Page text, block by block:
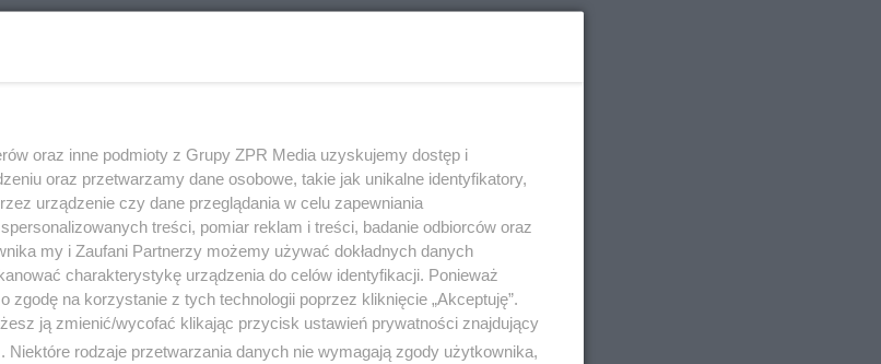
nietrzeźwości. Miał on aż 2,4 promila alkoholu w
oraz inne podmioty z Grupy ZPR Media uzyskujemy dostęp i
oraz przetwarzamy dane osobowe, takie jak unikalne identyfikatory,
urządzenie czy dane przeglądania w celu zapewniania
treści, pomiar reklam i treści, badanie odbiorców oraz
my i Zaufani Partnerzy możemy używać dokładnych danych
charakterystykę urządzenia do celów identyfikacji. Ponieważ
zgodę na korzystanie z tych technologii poprzez kliknięcie „Akceptuję”.
ją zmienić/wycofać klikając przycisk ustawień prywatności znajdujący
. Niektóre rodzaje przetwarzania danych nie wymagają zgody użytkownika,